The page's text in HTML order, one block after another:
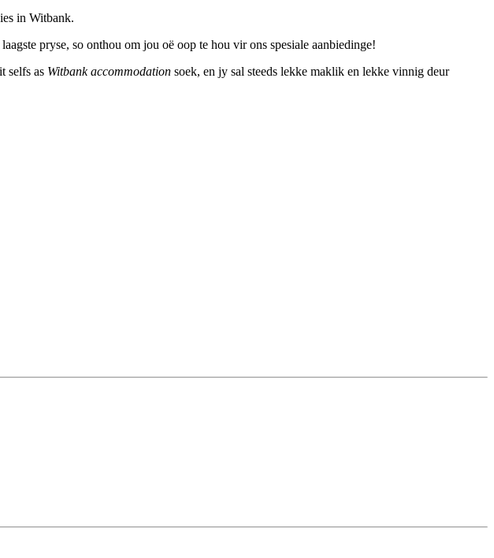
in Witbank.
pryse, so onthou om jou oë oop te hou vir ons spesiale aanbiedinge!
selfs as Witbank accommodation soek, en jy sal steeds lekke maklik en lekke vinnig deur